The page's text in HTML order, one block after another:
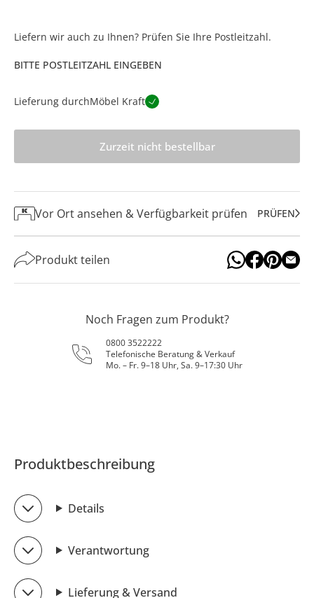
Liefern wir auch zu Ihnen? Prüfen Sie Ihre Postleitzahl.
BITTE POSTLEITZAHL EINGEBEN
Lieferung durchMöbel Kraft
Zurzeit nicht bestellbar
Vor Ort ansehen & Verfügbarkeit prüfen PRÜFEN
Produkt teilen
Noch Fragen zum Produkt?
0800 3522222
Telefonische Beratung & Verkauf
Mo. – Fr. 9–18 Uhr, Sa. 9–17:30 Uhr
Produktbeschreibung
Details
Verantwortung
Lieferung & Versand